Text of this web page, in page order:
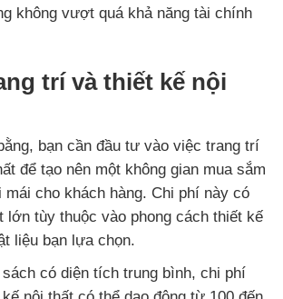
không vượt quá khả năng tài chính
trí và thiết kế nội
bạn cần đầu tư vào việc trang trí
để tạo nên một không gian mua sắm
mái cho khách hàng. Chi phí này có
lớn tùy thuộc vào phong cách thiết kế
liệu bạn lựa chọn.
có diện tích trung bình, chi phí